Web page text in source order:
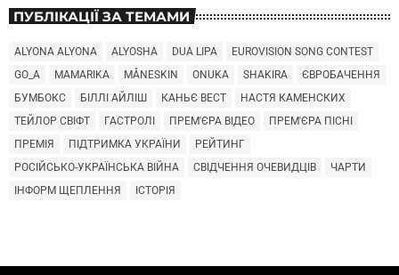
ПУБЛІКАЦІЇ ЗА ТЕМАМИ
ALYONA ALYONA ALYOSHA DUA LIPA
EUROVISION SONG CONTEST
GO_A
MAMARIKA MÅNESKIN ONUKA SHAKIRA
ЄВРОБАЧЕННЯ
БУМБОКС
БІЛЛІ АЙЛІШ КАНЬЄ ВЕСТ
НАСТЯ КАМЕНСКИХ
ТЕЙЛОР СВІФТ
ГАСТРОЛІ ПРЕМ'ЄРА ВІДЕО
ПРЕМ'ЄРА ПІСНІ
ПРЕМІЯ
ПІДТРИМКА УКРАЇНИ
РЕЙТИНГ
РОСІЙСЬКО-УКРАЇНСЬКА ВІЙНА
СВІДЧЕННЯ ОЧЕВИДЦІВ
ЧАРТИ
ІНФОРМ ЩЕПЛЕННЯ
ІСТОРІЯ